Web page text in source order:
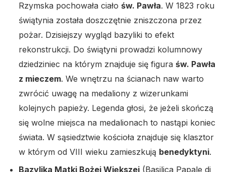
Rzymska pochowała ciało św. Pawła. W 1823 roku
świątynia została doszczętnie zniszczona przez
pożar. Dzisiejszy wygląd bazyliki to efekt
rekonstrukcji. Do świątyni prowadzi kolumnowy
dziedziniec na którym znajduje się figura św. Pawła
z mieczem. We wnętrzu na ścianach naw warto
zwrócić uwagę na medaliony z wizerunkami
kolejnych papieży. Legenda głosi, że jeżeli skończą
się wolne miejsca na medalionach to nastąpi koniec
świata. W sąsiedztwie kościoła znajduje się klasztor
w którym od VIII wieku zamieszkują benedyktyni.
Bazylika Matki Bożej Większej (Basilica Papale di